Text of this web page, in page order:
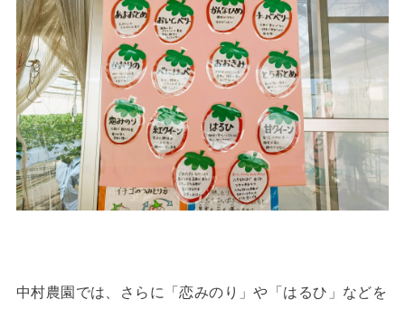
中村農園では、さらに「恋みのり」や「はるひ」などを